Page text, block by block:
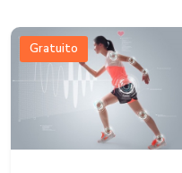
Gratuito